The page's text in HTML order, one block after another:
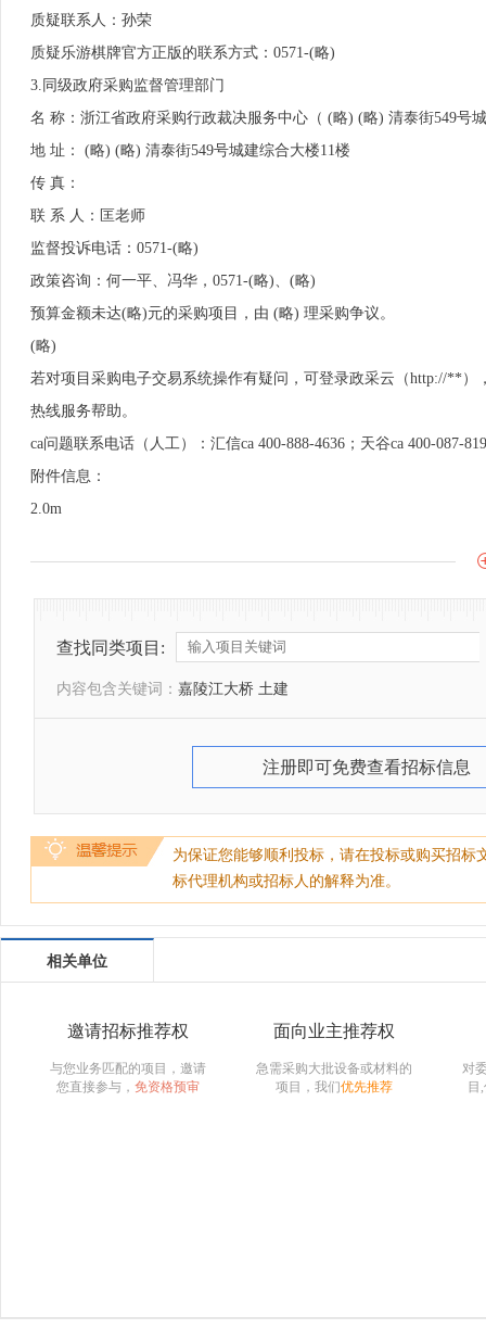
质疑联系人：孙荣
质疑乐游棋牌官方正版的联系方式：0571-(略)
3. 同级政府采购监督管理部门
名 称：浙江省政府采购行政裁决服务中心（ (略) (略) 清泰街549号
地 址： (略) (略) 清泰街549号城建综合大楼11楼
传 真：
联 系 人：匡老师
监督投诉电话：0571-(略)
政策咨询：何一平、冯华，0571-(略)、(略)
预算金额未达(略)元的采购项目，由 (略) 理采购争议。
(略)
若对项目采购电子交易系统操作有疑问，可登录政采云（http://**
热线服务帮助。
ca问题联系电话（人工）：汇信ca 400-888-4636；天谷ca 400-087-
附件信息：
2.0m
查找同类项目:
内容包含关键词： 嘉陵江大桥 土建
注册即可免费查看招标信息
为保证您能够顺利投标，请在投标或购买招
标代理机构或招标人的解释为准。
相关单位
邀请招标推荐权
与您业务匹配的项目，邀请
您直接参与， 免资格预审
面向业主推荐权
急需采购大批设备或材料的
项目，我们优先推荐
对
目